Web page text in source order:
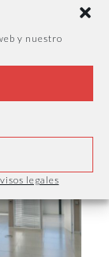
y nuestro
legales
oficina
únicamente